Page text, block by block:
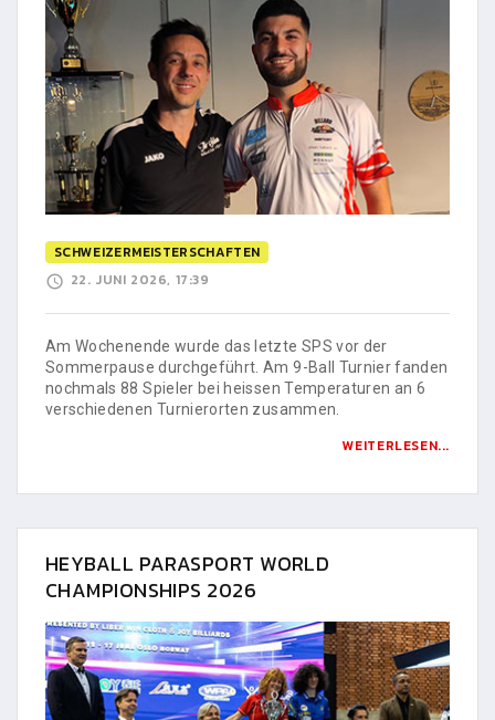
SCHWEIZERMEISTERSCHAFTEN
22. JUNI 2026, 17:39
Am Wochenende wurde das letzte SPS vor der
Sommerpause durchgeführt. Am 9-Ball Turnier fanden
nochmals 88 Spieler bei heissen Temperaturen an 6
verschiedenen Turnierorten zusammen.
WEITERLESEN...
HEYBALL PARASPORT WORLD
CHAMPIONSHIPS 2026